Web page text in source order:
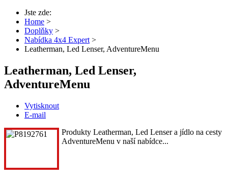
Jste zde:
Home >
Doplňky >
Nabídka 4x4 Expert >
Leatherman, Led Lenser, AdventureMenu
Leatherman, Led Lenser,
AdventureMenu
Vytisknout
E-mail
Produkty Leatherman, Led Lenser a jídlo na cesty
AdventureMenu v naší nabídce...